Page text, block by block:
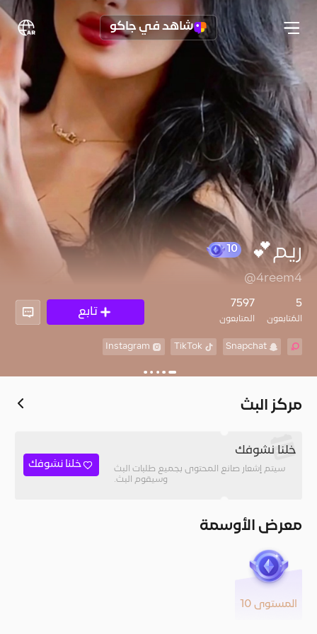
شاهد في جاكو
ريم💕
@4reem4
5
المُتابعون
7597
المتابعون
تابع
Snapchat
مركز البث
خلنا نشوفك
سيتم إشعار صانع المحتوى بجميع طلبات البث
وسيقوم البث.
خلنا نشوفك
معرض الأوسمة
المستوى 10